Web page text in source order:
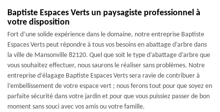
Baptiste Espaces Verts un paysagiste professionnel à
votre disposition
Fort d’une solide expérience dans le domaine, notre entreprise Baptiste
Espaces Verts peut répondre à tous vos besoins en abattage d’arbre dans
la ville de Mansonville 82120. Quel que soit le type d’abattage d’arbre que
vous souhaitez effectuer, nous saurons le réaliser sans problèmes. Notre
entreprise d’élagage Baptiste Espaces Verts sera ravie de contribuer à
l’embellissement de votre espace vert ; nous ferons tout pour que soyez en
parfaite sécurité dans votre jardin et pour que vous puissiez passer de bon
moment sans souci avec vos amis ou votre famille.